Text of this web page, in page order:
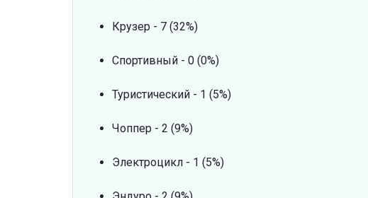
Крузер - 7 (32%)
Спортивный - 0 (0%)
Туристический - 1 (5%)
Чоппер - 2 (9%)
Электроцикл - 1 (5%)